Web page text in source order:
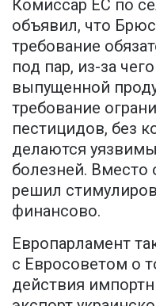
Комиссар ЕС по
объявил, что
требование
под пар, из-за
выпущенной
требование
пестицидов, без
делаются
болезней. Вместо
решил
финансово.
Европарламент
с Евросоветом о
действия